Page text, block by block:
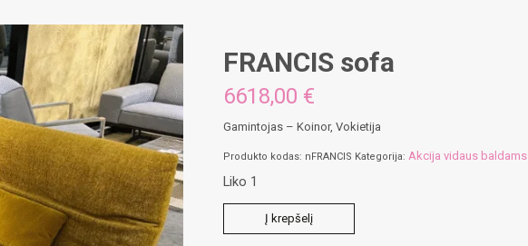
FRANCIS sofa
6618,00 €
Gamintojas – Koinor, Vokietija
Produkto kodas: nFRANCIS Kategorija:Akcija vidaus baldams
Liko 1
produkto
kiekis:
Į krepšelį